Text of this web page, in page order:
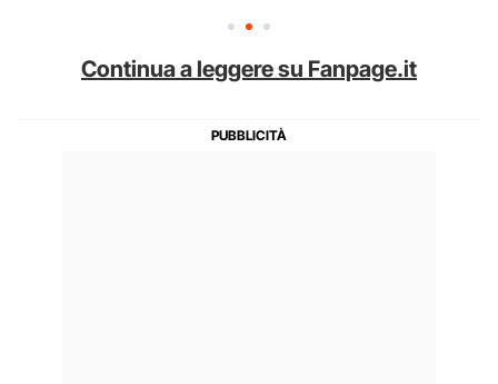
Continua a leggere su Fanpage.it